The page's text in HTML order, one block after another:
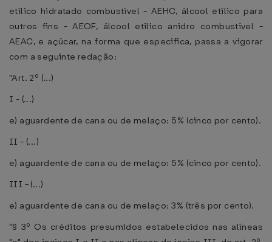
etílico hidratado combustível - AEHC, álcool etílico para
outros fins - AEOF, álcool etílico anidro combustível -
AEAC, e açúcar, na forma que especifica, passa a vigorar
com a seguinte redação:
"Art. 2º (...)
I - (...)
e) aguardente de cana ou de melaço: 5% (cinco por cento).
II - (...)
e) aguardente de cana ou de melaço: 5% (cinco por cento).
III - (...)
e) aguardente de cana ou de melaço: 3% (três por cento).
"§ 3º Os créditos presumidos estabelecidos nas alíneas